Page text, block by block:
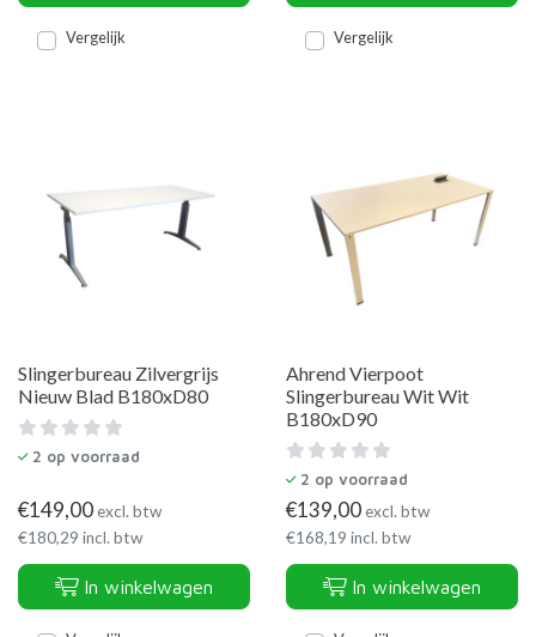
Vergelijk Vergelijk
Slingerbureau Zilvergrijs
Nieuw Blad B180xD80
2 op voorraad
€149,00excl. btw
€180,29 incl. btw
In winkelwagen
Ahrend Vierpoot
Slingerbureau Wit Wit
B180xD90
2 op voorraad
€139,00excl. btw
€168,19 incl. btw
In winkelwagen